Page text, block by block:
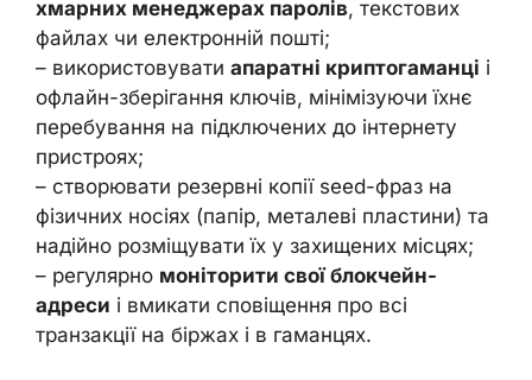
хмарних менеджерах паролів, текстових
файлах чи електронній пошті;
– використовувати апаратні криптогаманці і
офлайн-зберігання ключів, мінімізуючи їхнє
перебування на підключених до інтернету
пристроях;
– створювати резервні копії seed-фраз на
фізичних носіях (папір, металеві пластини) та
надійно розміщувати їх у захищених місцях;
– регулярно моніторити свої блокчейн-
адреси і вмикати сповіщення про всі
транзакції на біржах і в гаманцях.